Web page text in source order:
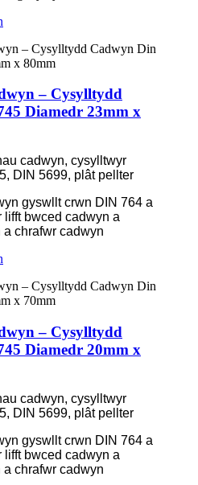
– Cysylltydd
Diamedr 23mm x
cadwyn, cysylltwyr
DIN 5699, plât pellter
gyswllt crwn DIN 764 a
lifft bwced cadwyn a
chrafwr cadwyn
– Cysylltydd
Diamedr 20mm x
cadwyn, cysylltwyr
DIN 5699, plât pellter
gyswllt crwn DIN 764 a
lifft bwced cadwyn a
chrafwr cadwyn